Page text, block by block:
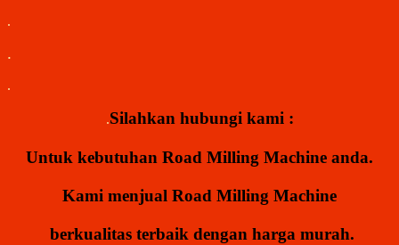
.
.
.
.Silahkan hubungi kami :
Untuk kebutuhan Road Milling Machine anda.
Kami menjual Road Milling Machine
berkualitas terbaik dengan harga murah.